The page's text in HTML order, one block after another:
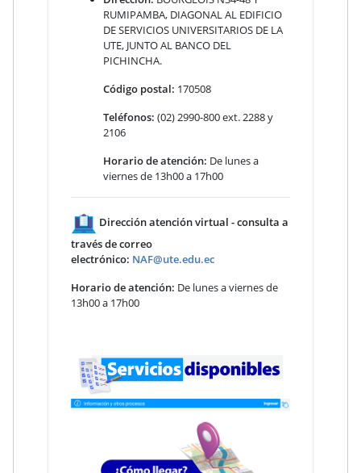
RUMIPAMBA, DIAGONAL AL EDIFICIO
DE SERVICIOS UNIVERSITARIOS DE LA
UTE, JUNTO AL BANCO DEL
PICHINCHA.
Código postal: 170508
Teléfonos: (02) 2990-800 ext. 2288 y
2106
Horario de atención: De lunes a
viernes de 13h00 a 17h00
Dirección atención virtual - consulta a
través de correo
electrónico: NAF@ute.edu.ec
Horario de atención: De lunes a viernes de
13h00 a 17h00